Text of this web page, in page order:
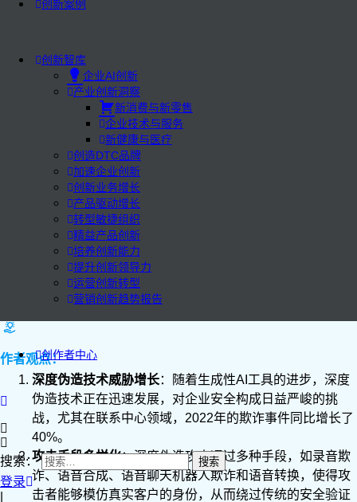
创新案例
创新智库
企业AI创新
产业创新洞察
新消费与新零售
企业技术与服务
新健康与医疗
创造DTC品牌
加速企业创新
创新业务增长
产品驱动增长
转型敏捷组织
精益产品创新
培养创新能力
提升创新领导力
运营创新转型
营销创新趋势报告
创作者中心
搜索：
登录
作者观点：
深度伪造技术威胁增长：随着生成性AI工具的进步，深度
伪造技术正在迅速发展，对企业安全构成日益严峻的挑
战，尤其在联系中心领域，2022年的欺诈事件同比增长了
40%。
攻击手段多样化：深度伪造攻击通过多种手段，如录音欺
诈、语音合成、语音聊天机器人欺诈和语音转换，使得攻
击者能够模仿真实客户的身份，从而绕过传统的安全验证